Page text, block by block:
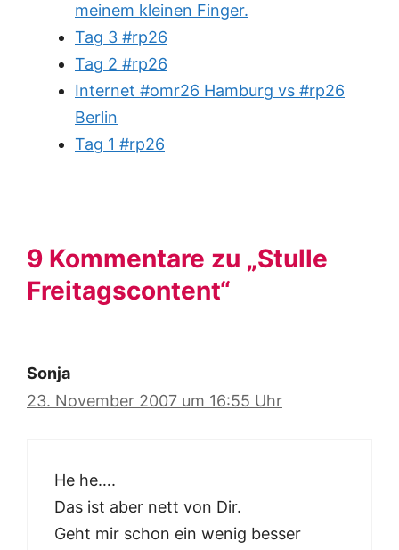
meinem kleinen Finger.
Tag 3 #rp26
Tag 2 #rp26
Internet #omr26 Hamburg vs #rp26
Berlin
Tag 1 #rp26
9 Kommentare zu „Stulle
Freitagscontent“
Sonja
23. November 2007 um 16:55 Uhr
He he….
Das ist aber nett von Dir.
Geht mir schon ein wenig besser